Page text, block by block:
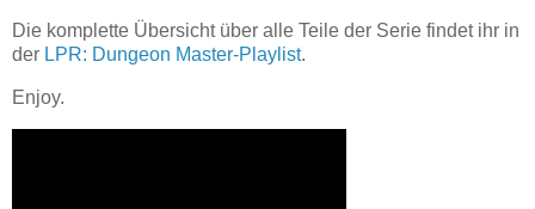
Die komplette Übersicht über alle Teile der Serie findet ihr in
der LPR: Dungeon Master-Playlist.
Enjoy.